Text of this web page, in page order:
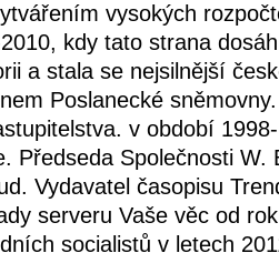
vysokých
kdy tato strana
a stala se nejsilnější
Poslanecké
v období
Předseda Společnosti W.
Vydavatel časopisu
serveru Vaše věc od
socialistů v letech